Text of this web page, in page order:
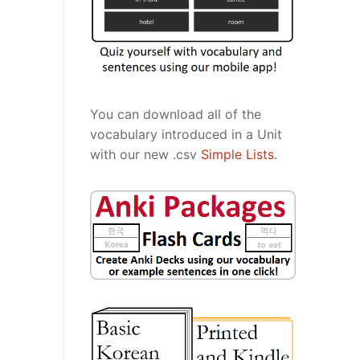
You can download all of the
vocabulary introduced in a Unit
with our new .csv Simple Lists.